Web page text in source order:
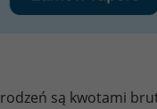
są kwotami